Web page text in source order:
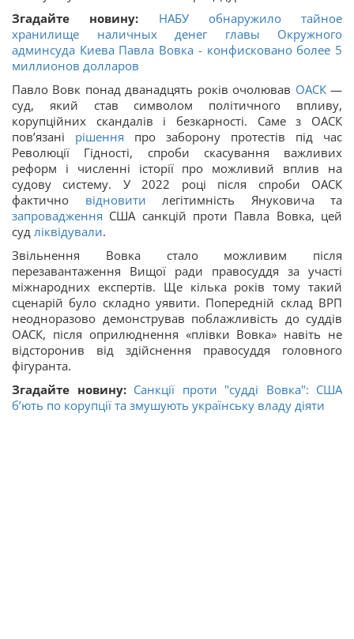
Згадайте новину: НАБУ обнаружило тайное
хранилище наличных денег главы Окружного
админсуда Киева Павла Вовка - конфисковано более 5
миллионов долларов
Павло Вовк понад дванадцять років очолював ОАСК—
суд, який став символом політичного впливу,
корупційних скандалів і безкарності. Саме з ОАСК
пов’язані рішення про заборону протестів під час
Революції Гідності, спроби скасування важливих
реформ і численні історії про можливий вплив на
судову систему. У 2022 році після спроби ОАСК
фактично відновити легітимність Януковича та
запровадження США санкцій проти Павла Вовка, цей
суд ліквідували.
Звільнення Вовка стало можливим після
перезавантаження Вищої ради правосуддя за участі
міжнародних експертів. Ще кілька років тому такий
сценарій було складно уявити. Попередній склад ВРП
неодноразово демонстрував поблажливість до суддів
ОАСК, після оприлюднення «плівки Вовка» навіть не
відсторонив від здійснення правосуддя головного
фігуранта.
Згадайте новину: Санкції проти "судді Вовка": США
б’ють по корупції та змушують українську владу діяти